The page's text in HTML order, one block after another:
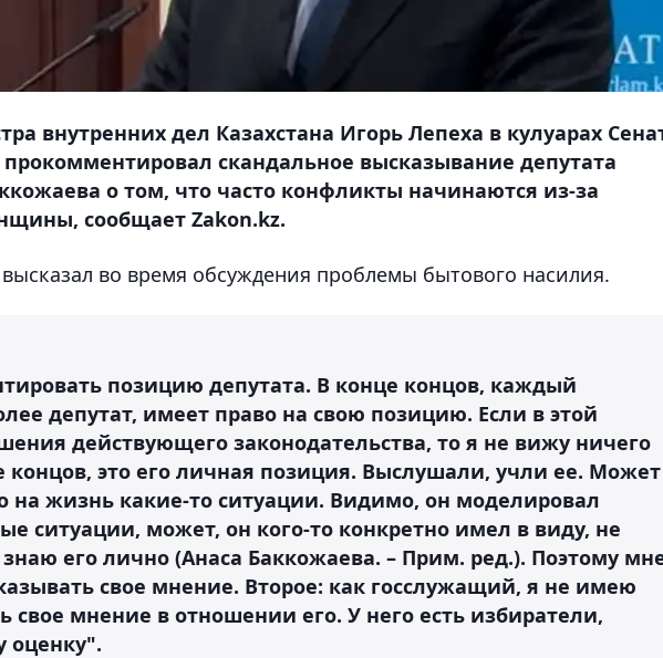
внутренних дел Казахстана Игорь Лепеха в кулуарах
прокомментировал скандальное высказывание депутата
о том, что часто конфликты начинаются из-за
сообщает Zakon.kz.
во время обсуждения проблемы бытового насилия.
позицию депутата. В конце концов, каждый
депутат, имеет право на свою позицию. Если в этой
действующего законодательства, то я не вижу ничего
концов, это его личная позиция. Выслушали, учли ее. Может
на жизнь какие-то ситуации. Видимо, он моделировал
ситуации, может, он кого-то конкретно имел в виду, не
знаю его лично (Анаса Баккожаева. – Прим. ред.). Поэтому
свое мнение. Второе: как госслужащий, я не имею
свое мнение в отношении его. У него есть избиратели,
оценку".